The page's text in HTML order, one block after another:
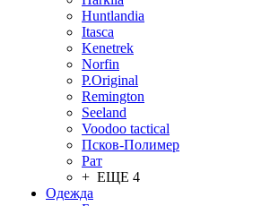
Huntlandia
Itasca
Kenetrek
Norfin
P.Original
Remington
Seeland
Voodoo tactical
Псков-Полимер
Рат
+ ЕЩЕ 4
Одежда